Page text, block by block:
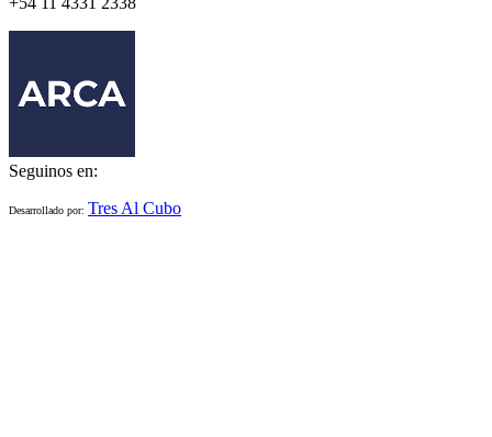
Seguinos en:
Desarrollado por: Tres Al Cubo